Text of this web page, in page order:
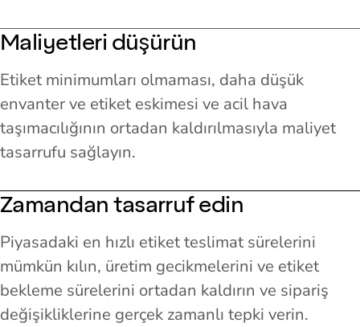
Maliyetleri düşürün
Etiket minimumları olmaması, daha düşük
envanter ve etiket eskimesi ve acil hava
taşımacılığının ortadan kaldırılmasıyla maliyet
tasarrufu sağlayın.
Zamandan tasarruf edin
Piyasadaki en hızlı etiket teslimat sürelerini
mümkün kılın, üretim gecikmelerini ve etiket
bekleme sürelerini ortadan kaldırın ve sipariş
değişikliklerine gerçek zamanlı tepki verin.